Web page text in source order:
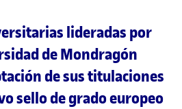
lideradas por
de Mondragón
de sus titulaciones
sello de grado europeo